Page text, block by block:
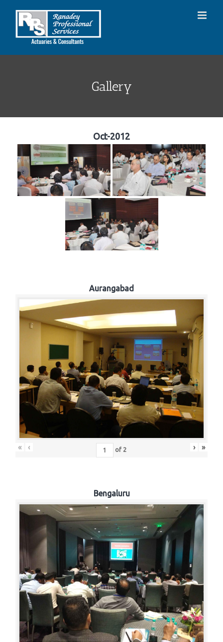
Gallery
Oct-2012
Aurangabad
« ‹ of 2 › »
Bengaluru